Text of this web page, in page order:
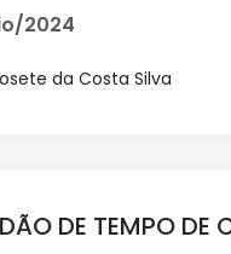
2024
da Costa Silva
DE TEMPO DE